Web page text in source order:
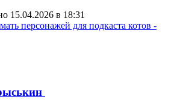
15.04.2026 в 18:31